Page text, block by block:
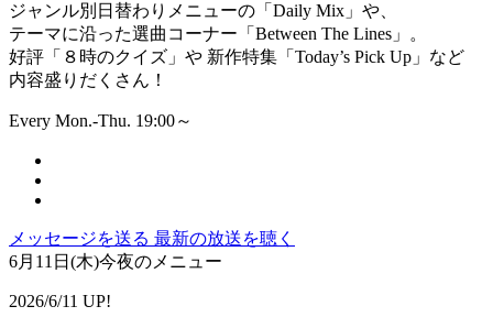
ジャンル別日替わりメニューの「Daily Mix」や、
テーマに沿った選曲コーナー「Between The Lines」。
好評「８時のクイズ」や 新作特集「Today’s Pick Up」など
内容盛りだくさん！
Every Mon.-Thu. 19:00～
メッセージを送る 最新の放送を聴く
6月11日(木)今夜のメニュー
2026/6/11 UP!